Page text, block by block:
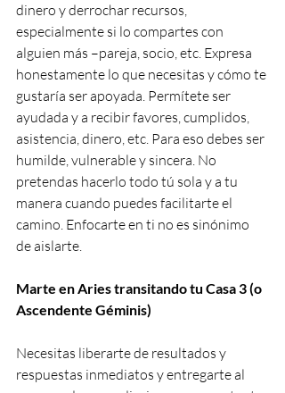
dinero y derrochar recursos,
especialmente si lo compartes con
alguien más –pareja, socio, etc. Expresa
honestamente lo que necesitas y cómo te
gustaría ser apoyada. Permítete ser
ayudada y a recibir favores, cumplidos,
asistencia, dinero, etc. Para eso debes ser
humilde, vulnerable y sincera. No
pretendas hacerlo todo tú sola y a tu
manera cuando puedes facilitarte el
camino. Enfocarte en ti no es sinónimo
de aislarte.
Marte en Aries transitando tu Casa 3 (o
Ascendente Géminis)
Necesitas liberarte de resultados y
respuestas inmediatos y entregarte al